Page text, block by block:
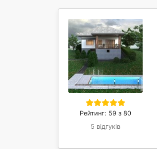
Рейтинг: 59 з 80
5 відгуків